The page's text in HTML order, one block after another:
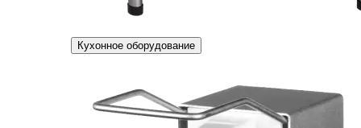
Кухонное оборудование